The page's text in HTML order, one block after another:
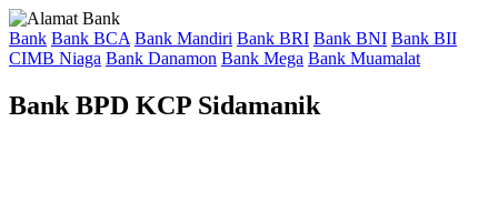
Bank Bank BCA Bank Mandiri Bank BRI Bank BNI Bank BII
CIMB Niaga Bank Danamon Bank Mega Bank Muamalat
Bank BPD KCP Sidamanik